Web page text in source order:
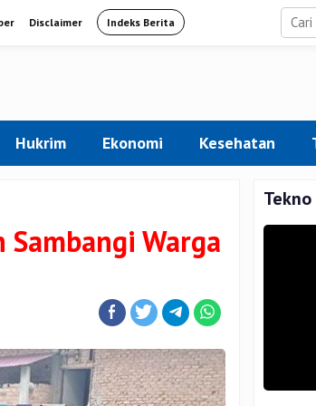
Disclaimer Indeks Berita
Hukrim Ekonomi Kesehatan
Sambangi Warga
Tekno